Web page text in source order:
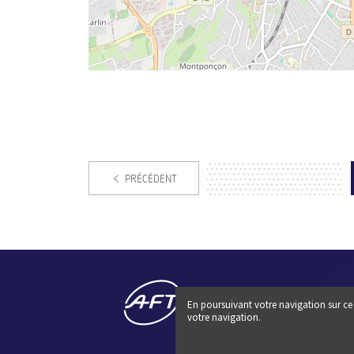
PRÉCÉDENT
En poursuivant votre navigation sur
votre navigation.